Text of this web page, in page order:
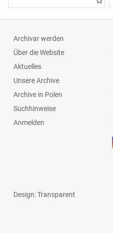
Archivar werden
Über die Website
Aktuelles
Unsere Archive
Archive in Polen
Suchhinweise
Anmelden
Design: Transparent